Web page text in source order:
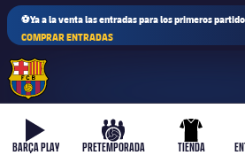
⚽Ya a la venta las entradas para los primeros
COMPRAR ENTRADAS
b-play
BARÇA PLAY
culers-ball
PRETEMPORADA
uniform
TIENDA